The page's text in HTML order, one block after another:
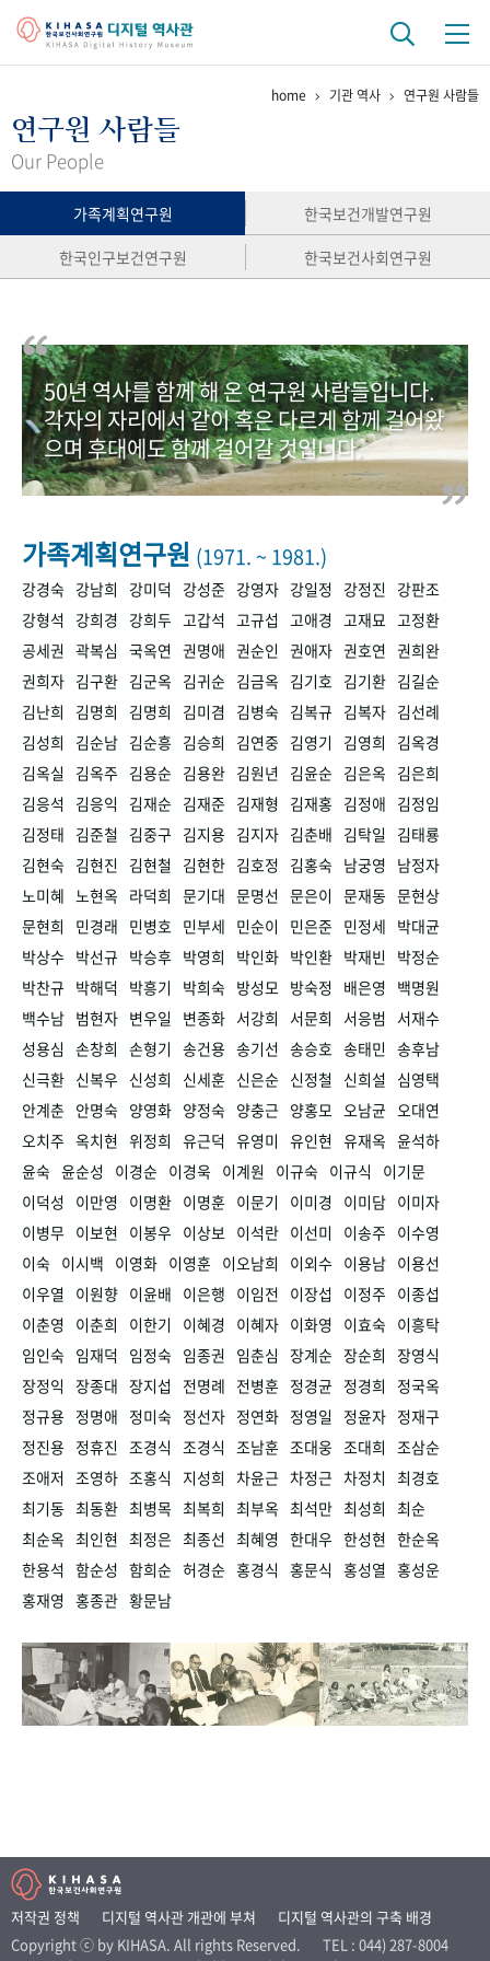
걸어온 길 기관 변천사
연구 역사
정책과 연구 키워드로 보는 연구 역사
연구자들
간행물 변천사
기록물 아카이브
사진 아카이브 문서 기록물 행정박물 영상 기록물
50+1주년 기념
+1
VR 역사관
home 기관 역사 연구원 사람들
연구원 사람들
Our People
가족계획연구원
한국보건개발연구원
한국인구보건연구원
한국보건사회연구원
50년 역사를 함께 해 온 연구원 사람들입니다.
각자의 자리에서 같이 혹은 다르게 함께 걸어왔
으며 후대에도 함께 걸어갈 것입니다.
가족계획연구원 (1971. ~ 1981.)
강경숙 강남희 강미덕 강성준 강영자 강일정 강정진
강판조
강형석
강희경 강희두 고갑석 고규섭 고애경 고재묘 고정환
공세권 곽복심 국옥연 권명애 권순인 권애자 권호연 권희완
권희자 김구환 김군옥 김귀순 김금옥 김기호 김기환 김길순
김난희
김명희 김명희 김미겸 김병숙 김복규 김복자 김선례
김성희
김순남 김순흥 김승희 김연중 김영기 김영희
김옥경
김옥실
김옥주 김용순 김용완 김원년 김윤순 김은옥 김은희
김응석
김응익 김재순 김재준 김재형 김재홍 김정애 김정임
김정태 김준철 김중구 김지용 김지자 김춘배 김탁일
김태룡
김현숙 김현진 김현철 김현한 김호정 김홍숙 남궁영
남정자
노미혜 노현옥 라덕희 문기대 문명선 문은이 문재동 문현상
문현희
민경래 민병호 민부세 민순이 민은준 민정세 박대균
박상수 박선규 박승후 박영희 박인화 박인환 박재빈
박정순
박찬규 박해덕 박흥기 박희숙 방성모 방숙정 배은영
백명원
백수남 범현자 변우일 변종화 서강희 서문희 서응범
서재수
성용심 손창희 손형기 송건용 송기선 송승호 송태민 송후남
신극환 신복우 신성희 신세훈 신은순 신정철 신희설
심영택
안계춘 안명숙 양영화 양정숙 양충근 양홍모 오남균 오대연
오치주 옥치현 위정희 유근덕 유영미 유인현 유재옥 윤석하
윤숙 윤순성 이경순 이경욱 이계원 이규숙 이규식
이기문
이덕성
이만영 이명환 이명훈 이문기 이미경 이미담 이미자
이병무 이보현 이봉우 이상보 이석란 이선미 이송주 이수영
이숙 이시백 이영화 이영훈 이오남희 이외수 이용남 이용선
이우열
이원향 이윤배 이은행 이임전 이장섭 이정주 이종섭
이춘영
이춘희 이한기 이혜경 이혜자 이화영 이효숙 이흥탁
임인숙 임재덕 임정숙 임종권 임춘심 장계순 장순희 장영식
장정익 장종대 장지섭 전명례 전병훈 정경균 정경희
정국옥
정규용 정명애 정미숙 정선자 정연화 정영일 정윤자 정재구
정진용 정휴진 조경식 조경식 조남훈 조대웅 조대희 조삼순
조애저 조영하 조홍식 지성희 차윤근 차정근 차정치 최경호
최기동 최동환 최병목 최복희 최부옥 최석만 최성희 최순
최순옥 최인현 최정은 최종선 최혜영 한대우 한성현 한순옥
한용석 함순성 함희순 허경순 홍경식 홍문식 홍성열 홍성운
홍재영 홍종관 황문남
저작권 정책 디지털 역사관 개관에 부쳐
디지털 역사관의 구축 배경
Copyright ⓒ by KIHASA. All rights Reserved.
TEL : 044) 287-8004